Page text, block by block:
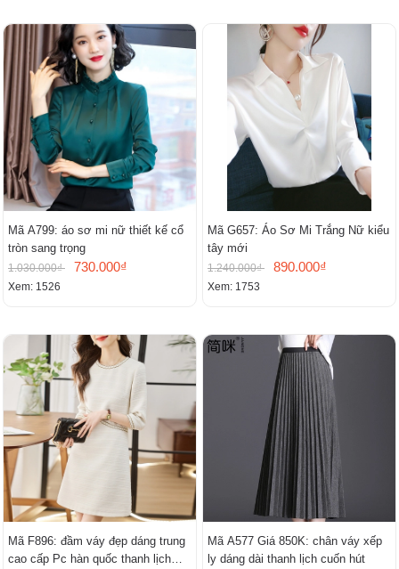
Mã A799: áo sơ mi nữ thiết kế cổ
tròn sang trọng
1.030.000₫ 730.000₫
Xem: 1526
Mã G657: Áo Sơ Mi Trắng Nữ kiểu
tây mới
1.240.000₫ 890.000₫
Xem: 1753
Mã F896: đầm váy đẹp dáng trung
cao cấp Pc hàn quốc thanh lịch
Mã A577 Giá 850K: chân váy xếp
ly dáng dài thanh lịch cuốn hút